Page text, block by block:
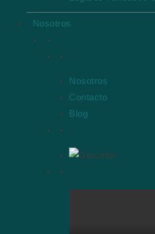
Nosotros
Nosotros
Contacto
Blog